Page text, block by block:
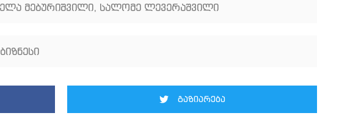
მებურიშვილი, სალომე ლევერაშვილი
გაზიარება